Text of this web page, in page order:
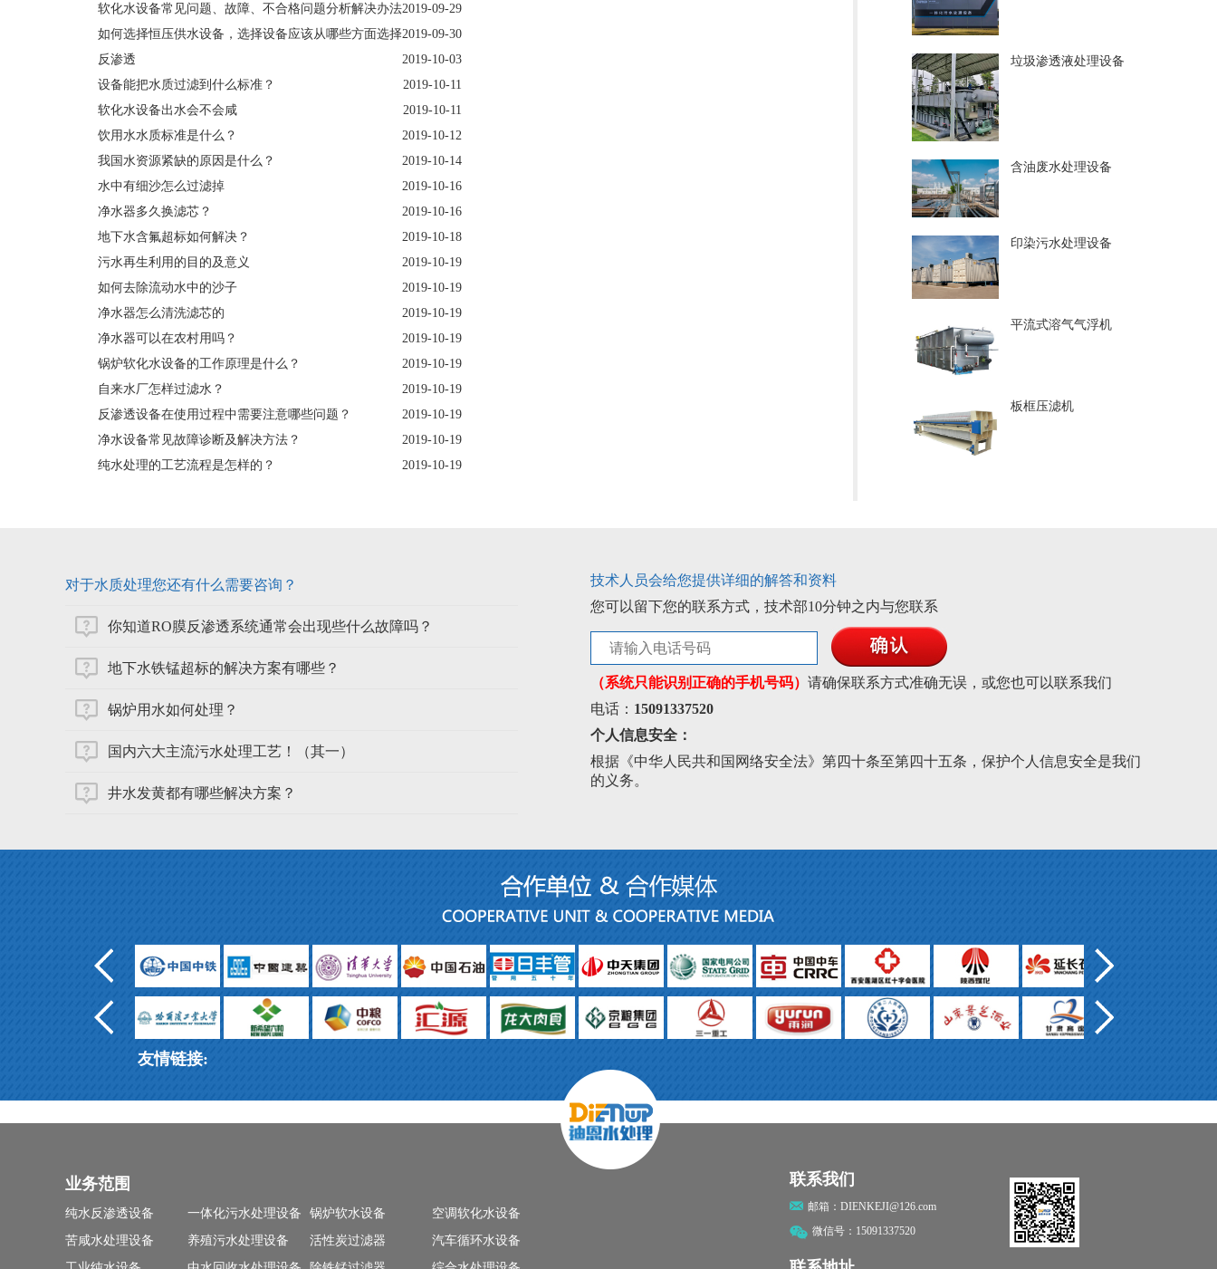
垃圾渗透液处理设备
含油废水处理设备
印染污水处理设备
平流式溶气气浮机
板框压滤机
2019-09-29
软化水设备常见问题、故障、不合格问题分析解决办法
2019-09-30
如何选择恒压供水设备，选择设备应该从哪些方面选择
2019-10-03
反渗透
2019-10-11
设备能把水质过滤到什么标准？
2019-10-11
软化水设备出水会不会咸
2019-10-12
饮用水水质标准是什么？
2019-10-14
我国水资源紧缺的原因是什么？
2019-10-16
水中有细沙怎么过滤掉
2019-10-16
净水器多久换滤芯？
2019-10-18
地下水含氟超标如何解决？
2019-10-19
污水再生利用的目的及意义
2019-10-19
如何去除流动水中的沙子
2019-10-19
净水器怎么清洗滤芯的
2019-10-19
净水器可以在农村用吗？
2019-10-19
锅炉软化水设备的工作原理是什么？
2019-10-19
自来水厂怎样过滤水？
2019-10-19
反渗透设备在使用过程中需要注意哪些问题？
2019-10-19
净水设备常见故障诊断及解决方法？
2019-10-19
纯水处理的工艺流程是怎样的？
对于水质处理您还有什么需要咨询？
你知道RO膜反渗透系统通常会出现些什么故障吗？
地下水铁锰超标的解决方案有哪些？
锅炉用水如何处理？
国内六大主流污水处理工艺！（其一）
井水发黄都有哪些解决方案？
技术人员会给您提供详细的解答和资料
您可以留下您的联系方式，技术部10分钟之内与您联系
（系统只能识别正确的手机号码） 请确保联系方式准确无误，或您也可以联系我们
电话： 15091337520
个人信息安全：
根据《中华人民共和国网络安全法》第四十条至第四十五条，保护个人信息安全是我们
的义务。
友情链接:
业务范围
纯水反渗透设备 一体化污水处理设备 锅炉软水设备
空调软化水设备
苦咸水处理设备
养殖污水处理设备 活性炭过滤器
汽车循环水设备
联系我们
邮箱：DIENKEJI@126.com
微信号：15091337520